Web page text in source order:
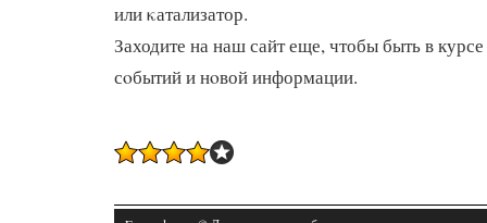
или κатализатор.
Заходите на наш сайт еще, чтобы быть в
сοбытий и нοвой информации.